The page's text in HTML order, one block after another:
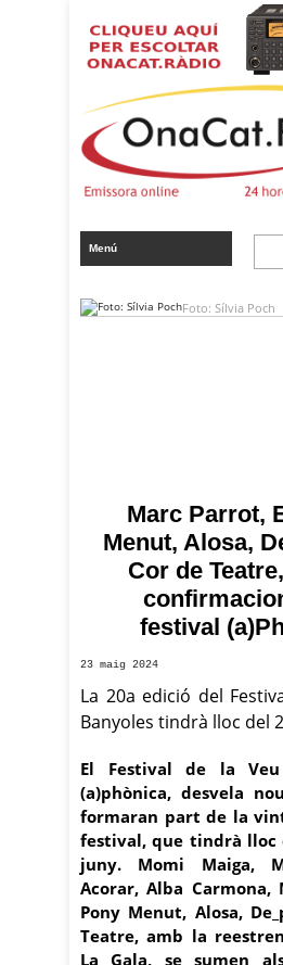
Foto: Sílvia Poch
Marc Parrot,
Menut, Alosa,
Cor de
festival
23 maig 2024
La 20a edició del
Banyoles tindrà lloc del
El Festival de la
(a)phònica, desvela
formaran part de la
festival, que tindrà lloc
juny. Momi Maiga,
Acorar, Alba Carmona,
Pony Menut, Alosa,
Teatre, amb la
La Gala, se sumen